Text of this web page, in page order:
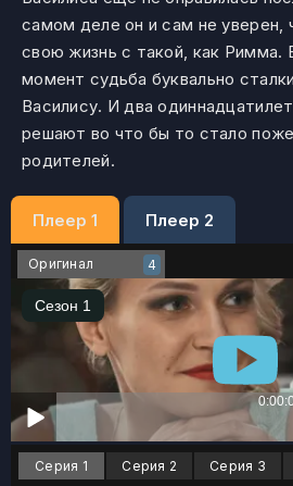
самом деле он и сам не уверен,
свою жизнь с такой, как Римма.
момент судьба буквально
Василису. И два
решают во что бы то стало
родителей.
Плеер 1 Плеер 2
Оригинал 4
Серия 1 Серия 2 Серия 3